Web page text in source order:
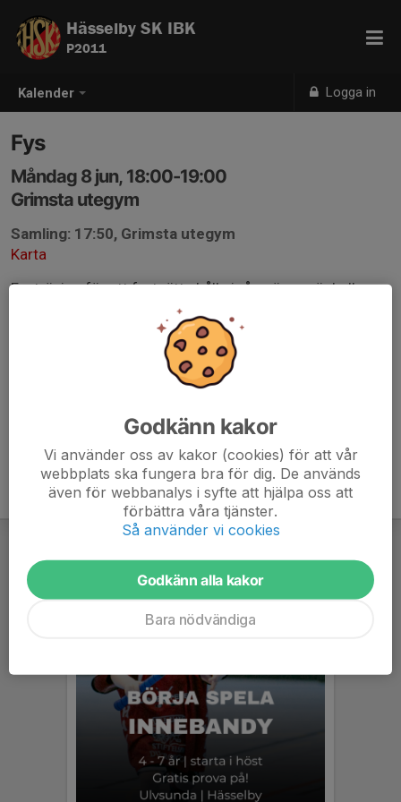
Kalender Logga in
Hässelby SK IBK
P2011
Fys
Måndag 8 jun, 18:00-19:00
Grimsta utegym
Samling: 17:50, Grimsta utegym
Karta
Fysträning för att fortsätta hålla igång även när hallarna
Godkänn kakor
Vi använder oss av kakor (cookies) för att vår
webbplats ska fungera bra för dig. De används
även för webbanalys i syfte att hjälpa oss att
förbättra våra tjänster.
Så använder vi cookies
Godkänn alla kakor
Bara nödvändiga